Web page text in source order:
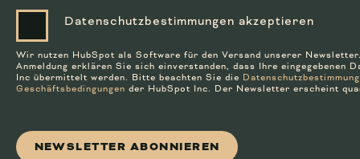
Daten­schutz­bestim­mungen akzeptieren
Wir nutzen HubSpot als Soft­ware für den Versand unserer
Anmeldung er­klären Sie sich ein­ver­standen, dass Ihre ein­ge­gebenen
Inc über­mittelt werden. Bitte beachten Sie die
Geschäfts­bedin­gungen der HubSpot Inc. Der Newsletter erscheint